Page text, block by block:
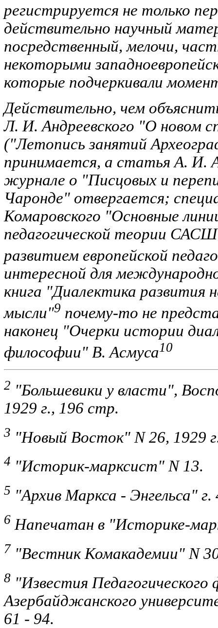
регистрируется не только
действительно научный
посредственный, мелочи,
некоторыми
которые подчеркивали
Действительно, чем
Л. И. Андреевского "О новом
("Летопись занятий
принимается, а статья А. И.
журнале о "Писцовых и
Чаронде" отвергается;
Комаровского "Основные
педагогической теории САСШ
развитием европейской
интересной для
книга "Диалектика развития
мысли"9 почему-то не
наконец "Очерки истории
философии" В. Асмуса10
2 "Большевики у власти",
1929 г., 196 стр.
3 "Новый Восток" N 26, 1929
4 "Историк-марксист" N 13.
5 "Архив Маркса - Энгельса" г.
6 Напечатан в "Историке-
7 "Вестник Комакадемии" N
8 "Известия
Азербайджанского
61 - 94.